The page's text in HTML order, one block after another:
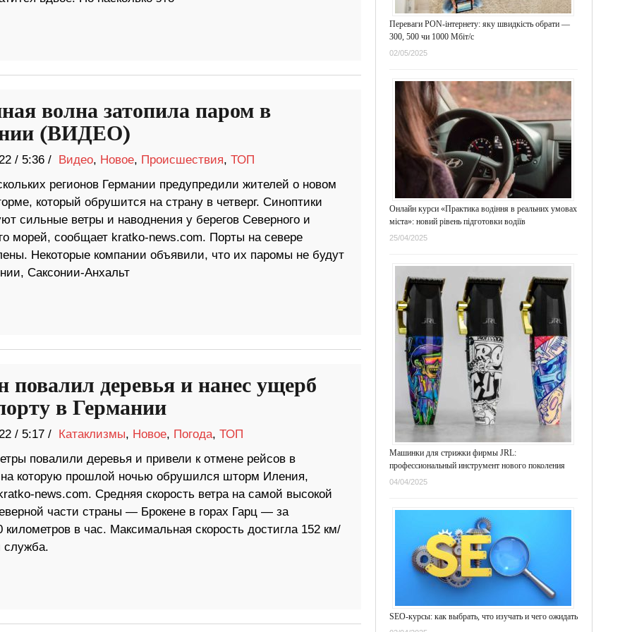
волна затопила паром в
(ВИДЕО)
/ 5:36 / Видео, Новое, Происшествия, ТОП
регионов Германии предупредили жителей о новом
который обрушится на страну в четверг. Синоптики
сильные ветры и наводнения у берегов Северного и
морей, сообщает kratko-news.com. Порты на севере
Некоторые компании объявили, что их паромы не будут
Саксонии-Анхальт
повалил деревья и нанес ущерб
в Германии
/ 5:17 / Катаклизмы, Новое, Погода, ТОП
повалили деревья и привели к отмене рейсов в
которую прошлой ночью обрушился шторм Иления,
news.com. Средняя скорость ветра на самой высокой
части страны — Брокене в горах Гарц — за
в час. Максимальная скорость достигла 152 км/
служба.
Переваги PON-інтернету: яку швидкість обрати —
300, 500 чи 1000 Мбіт/с
02/05/2025
Онлайн курси «Практика водіння в реальних умовах
міста»: новий рівень підготовки водіїв
25/04/2025
Машинки для стрижки фирмы JRL:
профессиональный инструмент нового поколения
04/04/2025
SEO-курсы: как выбрать, что изучать и чего ожидать